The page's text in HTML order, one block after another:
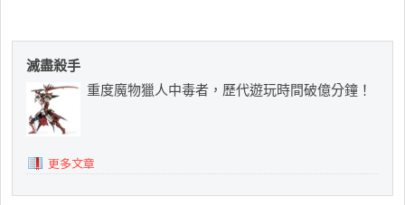
滅盡殺手
重度魔物獵人中毒者，歷代遊玩時間破億分鐘！
更多文章